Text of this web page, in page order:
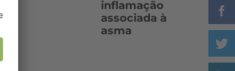
inflamação
associada à
asma